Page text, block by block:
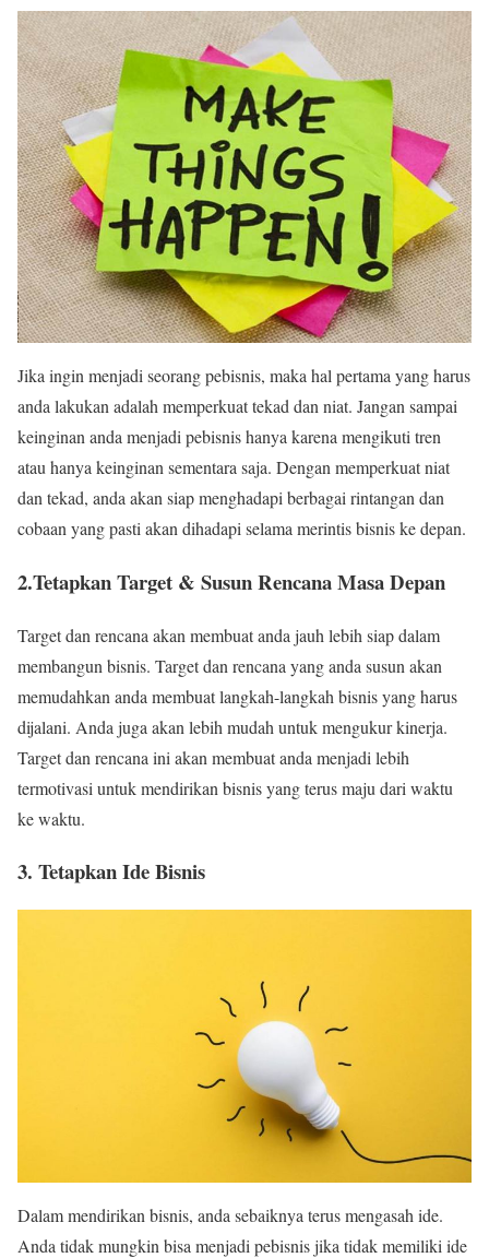
Jika ingin menjadi seorang pebisnis, maka hal pertama yang harus
anda lakukan adalah memperkuat tekad dan niat. Jangan sampai
keinginan anda menjadi pebisnis hanya karena mengikuti tren
atau hanya keinginan sementara saja. Dengan memperkuat niat
dan tekad, anda akan siap menghadapi berbagai rintangan dan
cobaan yang pasti akan dihadapi selama merintis bisnis ke depan.
2.Tetapkan Target & Susun Rencana Masa Depan
Target dan rencana akan membuat anda jauh lebih siap dalam
membangun bisnis. Target dan rencana yang anda susun akan
memudahkan anda membuat langkah-langkah bisnis yang harus
dijalani. Anda juga akan lebih mudah untuk mengukur kinerja.
Target dan rencana ini akan membuat anda menjadi lebih
termotivasi untuk mendirikan bisnis yang terus maju dari waktu
ke waktu.
3. Tetapkan Ide Bisnis
Dalam mendirikan bisnis, anda sebaiknya terus mengasah ide.
Anda tidak mungkin bisa menjadi pebisnis jika tidak memiliki ide